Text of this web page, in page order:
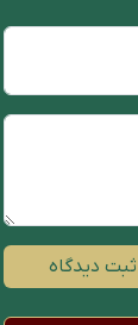
ثبت دیدگاه